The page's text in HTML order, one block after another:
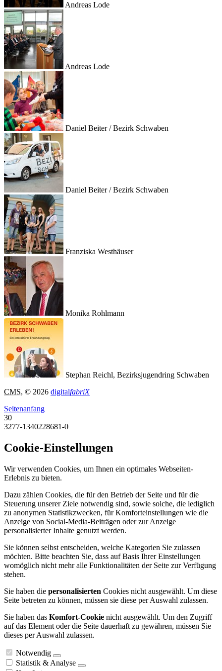
Andreas Lode
Andreas Lode
Daniel Beiter / Bezirk Schwaben
Daniel Beiter / Bezirk Schwaben
Franziska Westhäuser
Monika Rohlmann
Stephan Reichl, Bezirksjugendring Schwaben
CMS, © 2026 digitalfabriX
Seitenanfang
30
3277-1340228681-0
Cookie-Einstellungen
Wir verwenden Cookies, um Ihnen ein optimales Webseiten-
Erlebnis zu bieten.
Dazu zählen Cookies, die für den Betrieb der Seite und für die
Steuerung unserer Ziele notwendig sind, sowie solche, die lediglich
zu anonymen Statistikzwecken, für Komforteinstellungen wie die
Anzeige von Social-Media-Beiträgen oder zur Anzeige
personalisierter Inhalte genutzt werden.
Sie können selbst entscheiden, welche Kategorien Sie zulassen
möchten. Bitte beachten Sie, dass auf Basis Ihrer Einstellungen
womöglich nicht mehr alle Funktionalitäten der Seite zur Verfügung
stehen.
Sie haben die personalisierten Cookies nicht ausgewählt. Um diese
Seite betreten zu können, müssen sie diese per Auswahl zulassen.
Sie haben das Komfort-Cookie nicht ausgewählt. Um den Zugriff
auf das Element oder die Seite dauerhaft zu gewähren, müssen Sie
dieses per Auswahl zulassen.
Notwendig
Statistik & Analyse